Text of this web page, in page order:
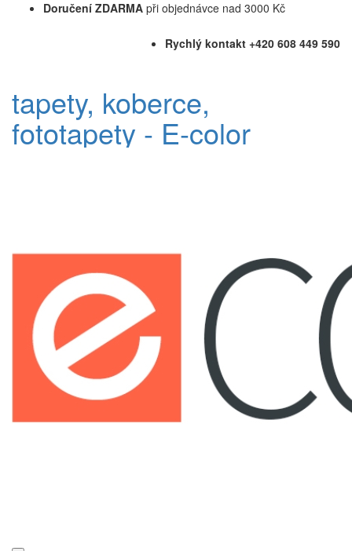
Doručení ZDARMA při objednávce nad 3000 Kč
Rychlý kontakt +420 608 449 590
tapety, koberce,
fototapety - E-color